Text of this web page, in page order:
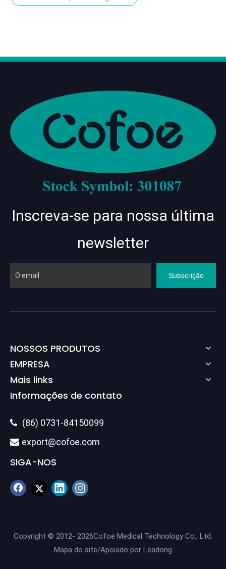
Inscreva-se para nossa última
newsletter
Subscrição
NOSSOS PRODUTOS
EMPRESA
Mais links
Informações de contato
 (86) 0731-84150099
 export@cofoe.com
SIGA-NOS
Copyright © 2012- 2026Cofoe Medical Technology Co., Ltd.
Mapa do site/Apoiado por Leadong